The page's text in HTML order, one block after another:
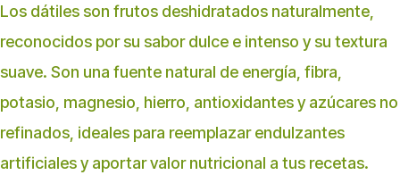
Los dátiles son frutos deshidratados naturalmente,
reconocidos por su sabor dulce e intenso y su textura
suave. Son una fuente natural de energía, fibra,
potasio, magnesio, hierro, antioxidantes y azúcares no
refinados, ideales para reemplazar endulzantes
artificiales y aportar valor nutricional a tus recetas.